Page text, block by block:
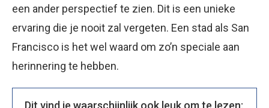
een ander perspectief te zien. Dit is een unieke
ervaring die je nooit zal vergeten. Een stad als San
Francisco is het wel waard om zo’n speciale aan
herinnering te hebben.
Dit vind je waarschijnlijk ook leuk om te lezen: